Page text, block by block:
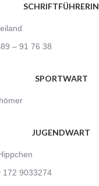
SCHRIFTFÜHRERIN
– 91 76 38
SPORTWART
JUGENDWART
172 9033274